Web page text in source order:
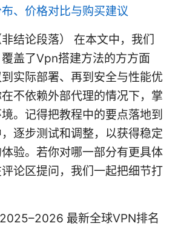
、价格对比与购买建议
结论段落） 在本文中，我们
盖了Vpn搭建方法的方方面
实际部署、再到安全与性能优
不依赖外部代理的情况下，掌
。记得把教程中的要点落地到
逐步测试和调整，以获得稳定
验。若你对哪一部分有更具体
论区提问，我们一起把细节打
最新全球VPN排名